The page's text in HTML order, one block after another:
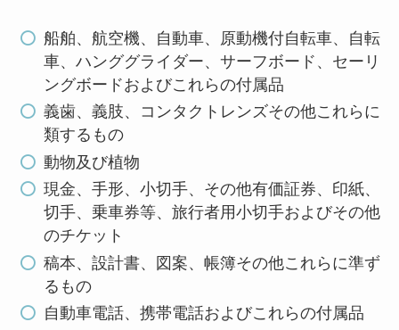
船舶、航空機、自動車、原動機付自転車、自転
車、ハンググライダー、サーフボード、セーリ
ングボードおよびこれらの付属品
義歯、義肢、コンタクトレンズその他これらに
類するもの
動物及び植物
現金、手形、小切手、その他有価証券、印紙、
切手、乗車券等、旅行者用小切手およびその他
のチケット
稿本、設計書、図案、帳簿その他これらに準ず
るもの
自動車電話、携帯電話およびこれらの付属品